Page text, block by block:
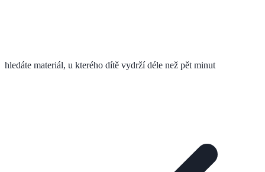
hledáte materiál, u kterého dítě vydrží déle než pět minut